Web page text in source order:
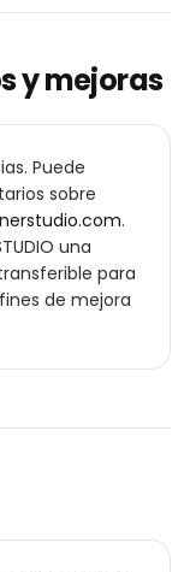
y mejoras
Puede
sobre
.
una
para
de mejora